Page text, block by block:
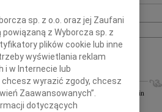
i nazwisko lub numer ogłoszenia:
+ szukanie zaawansowane
INNE NEKROLOGI
Aleksandra Szpaczyńska29.07.2026
Szczecin
Z wielkim smutkiem i żalem przyjąłem...
sp. z o.o. oraz jej Zaufani
powiązaną z Wyborcza sp. z
plików cookie lub inne
wyświetlania reklam
i w Internecie lub
wyrazić zgody, chcesz
Zaawansowanych”.
dotyczących